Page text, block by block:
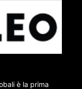
è la prima